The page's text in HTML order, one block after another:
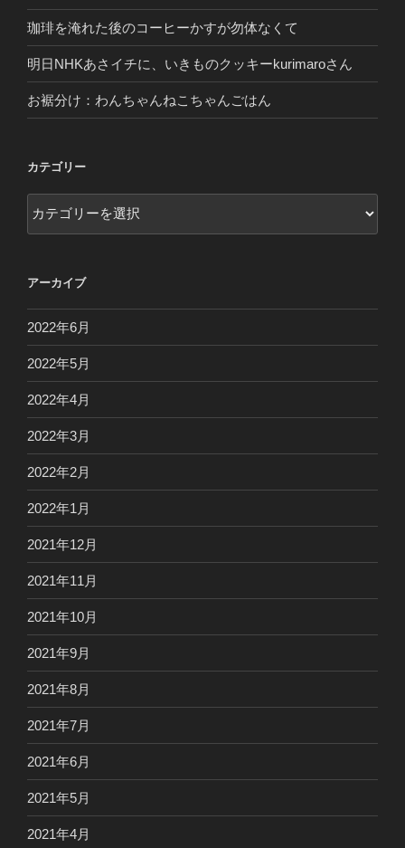
珈琲を淹れた後のコーヒーかすが勿体なくて
明日NHKあさイチに、いきものクッキーkurimaroさん
お裾分け：わんちゃんねこちゃんごはん
カテゴリー
テ
ー
アーカイブ
2022年6月
2022年5月
2022年4月
2022年3月
2022年2月
2022年1月
2021年12月
2021年11月
2021年10月
2021年9月
2021年8月
2021年7月
2021年6月
2021年5月
2021年4月